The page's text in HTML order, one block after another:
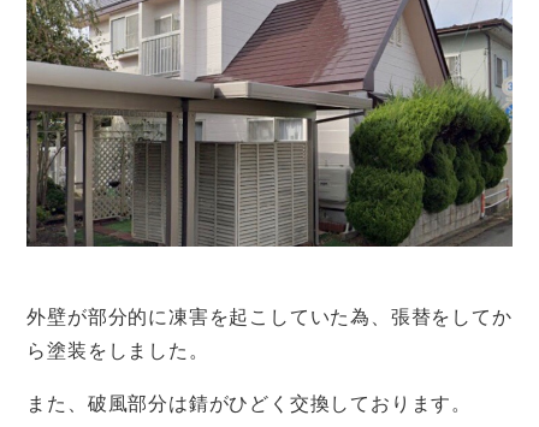
外壁が部分的に凍害を起こしていた為、張替をしてか
ら塗装をしました。
また、破風部分は錆がひどく交換しております。